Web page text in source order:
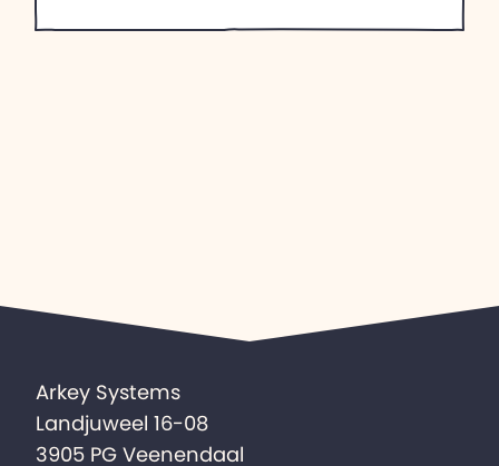
Arkey Systems
Landjuweel 16-08
3905 PG Veenendaal